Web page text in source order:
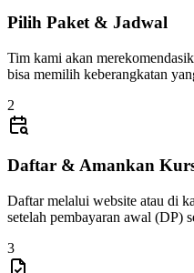
Pilih Paket & Jadwal
Tim kami akan
bisa memilih keberangkatan
2
Daftar & Amankan
Daftar melalui website atau di
setelah pembayaran awal (DP)
3